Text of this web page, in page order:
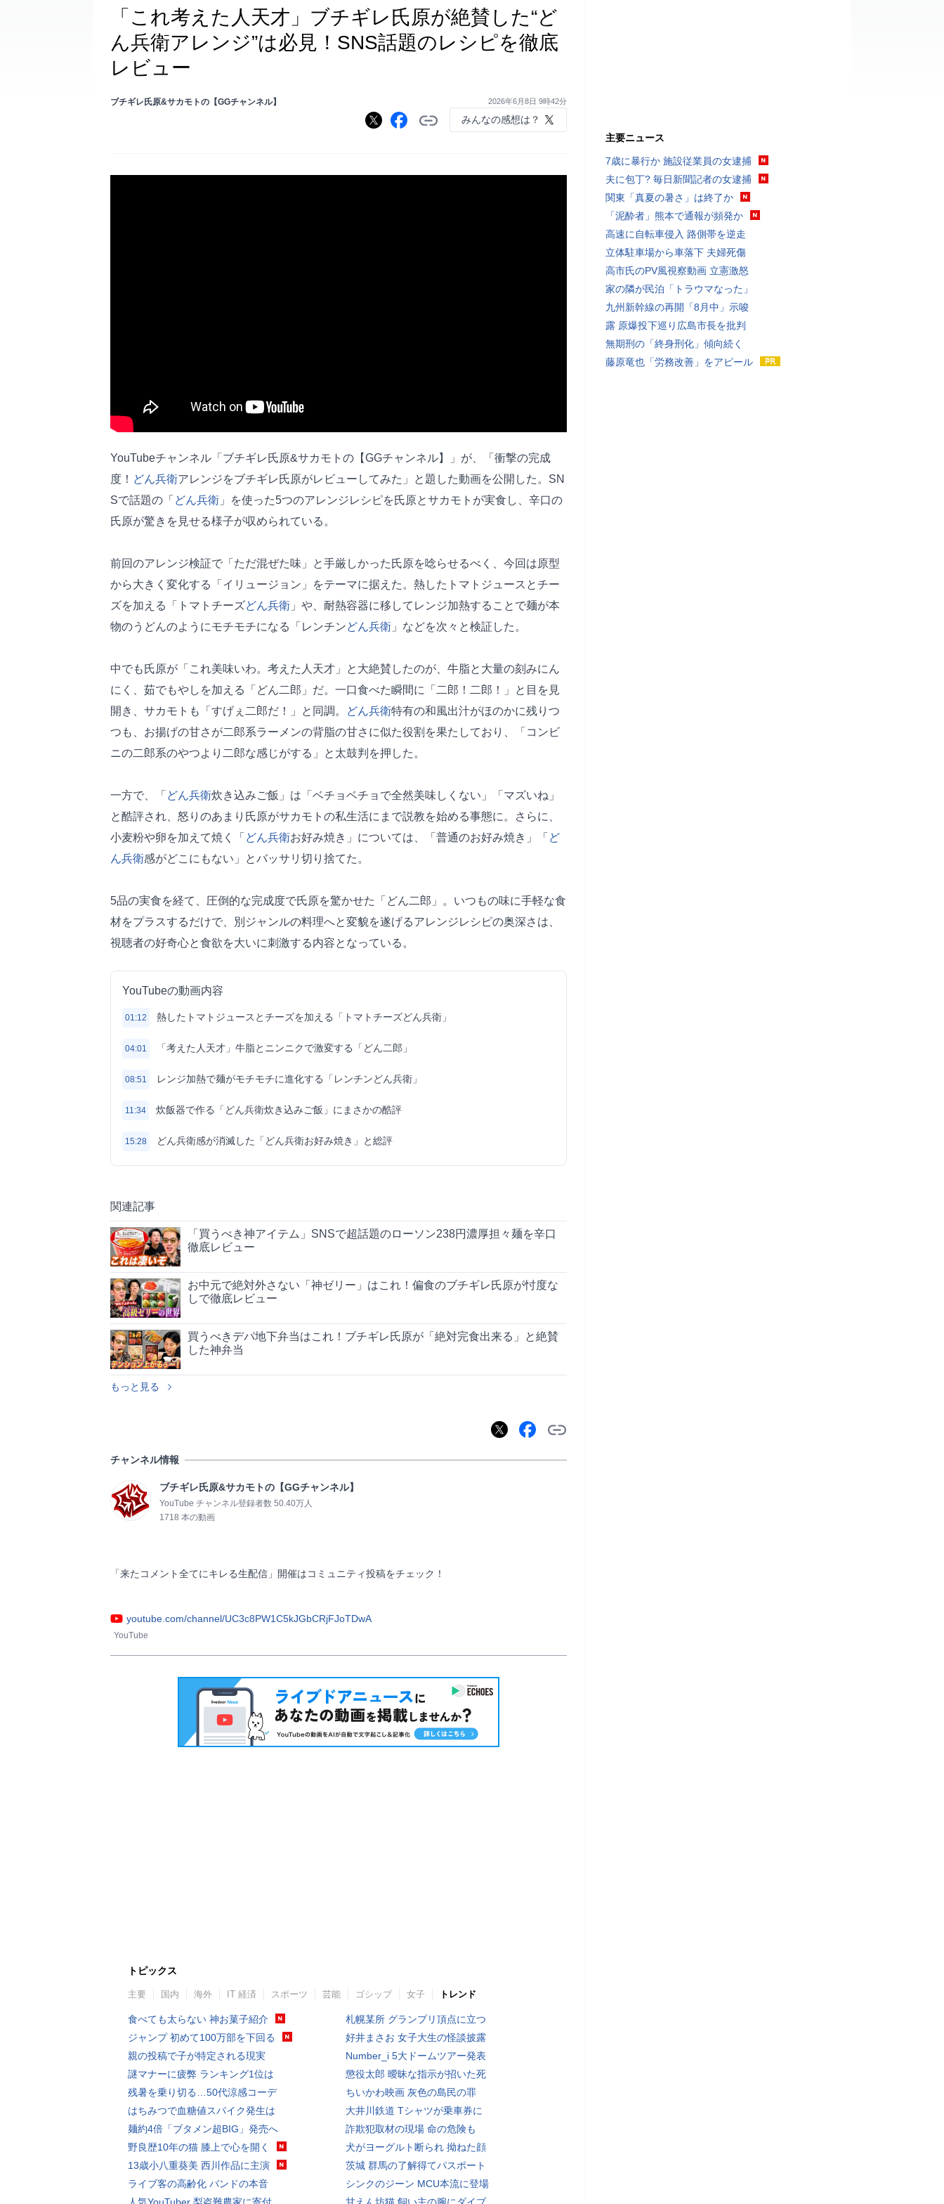
「これ考えた人天才」ブチギレ氏原が絶賛した“ど
ん兵衛アレンジ”は必見！SNS話題のレシピを徹底
レビュー
ブチギレ氏原&サカモトの【GGチャンネル】 2026年6月8日 9時42分
みんなの感想は？
YouTubeチャンネル「ブチギレ氏原&サカモトの【GGチャンネル】」が、「衝撃の完成
度！ どん兵衛アレンジをブチギレ氏原がレビューしてみた」と題した動画を公開した。SN
Sで話題の「 どん兵衛 」を使った5つのアレンジレシピを氏原とサカモトが実食し、辛口の
氏原が驚きを見せる様子が収められている。
前回のアレンジ検証で「ただ混ぜた味」と手厳しかった氏原を唸らせるべく、今回は原型
から大きく変化する「イリュージョン」をテーマに据えた。熱したトマトジュースとチー
ズを加える「トマトチーズどん兵衛 」や、耐熱容器に移してレンジ加熱することで麺が本
物のうどんのようにモチモチになる「レンチンどん兵衛 」などを次々と検証した。
中でも氏原が「これ美味いわ。考えた人天才」と大絶賛したのが、牛脂と大量の刻みにん
にく、茹でもやしを加える「どん二郎」だ。一口食べた瞬間に「二郎！二郎！」と目を見
開き、サカモトも「すげぇ二郎だ！」と同調。
どん兵衛特有の和風出汁がほのかに残りつ
つも、お揚げの甘さが二郎系ラーメンの背脂の甘さに似た役割を果たしており、「コンビ
ニの二郎系のやつより二郎な感じがする」と太鼓判を押した。
一方で、「 どん兵衛炊き込みご飯」は「ベチョベチョで全然美味しくない」「マズいね」
と酷評され、怒りのあまり氏原がサカモトの私生活にまで説教を始める事態に。さらに、
小麦粉や卵を加えて焼く「 どん兵衛お好み焼き」については、「普通のお好み焼き」「 ど
ん兵衛感がどこにもない」とバッサリ切り捨てた。
5品の実食を経て、圧倒的な完成度で氏原を驚かせた「どん二郎」。いつもの味に手軽な食
材をプラスするだけで、別ジャンルの料理へと変貌を遂げるアレンジレシピの奥深さは、
視聴者の好奇心と食欲を大いに刺激する内容となっている。
YouTubeの動画内容
01:12 熱したトマトジュースとチーズを加える「トマトチーズどん兵衛」
04:01 「考えた人天才」牛脂とニンニクで激変する「どん二郎」
08:51 レンジ加熱で麺がモチモチに進化する「レンチンどん兵衛」
11:34 炊飯器で作る「どん兵衛炊き込みご飯」にまさかの酷評
15:28 どん兵衛感が消滅した「どん兵衛お好み焼き」と総評
関連記事
「買うべき神アイテム」SNSで超話題のローソン238円濃厚担々麺を辛口
徹底レビュー
お中元で絶対外さない「神ゼリー」はこれ！偏食のブチギレ氏原が忖度な
しで徹底レビュー
買うべきデパ地下弁当はこれ！ブチギレ氏原が「絶対完食出来る」と絶賛
した神弁当
もっと見る
チャンネル情報
ブチギレ氏原&サカモトの【GGチャンネル】
YouTube チャンネル登録者数 50.40万人
1718 本の動画
「来たコメント全てにキレる生配信」開催はコミュニティ投稿をチェック！
youtube.com/channel/UC3c8PW1C5kJGbCRjFJoTDwA
YouTube
トピックス
主要 国内 海外 IT 経済 スポーツ 芸能 ゴシップ 女子 トレンド
食べても太らない 神お菓子紹介
ジャンプ 初めて100万部を下回る
親の投稿で子が特定される現実
謎マナーに疲弊 ランキング1位は
残暑を乗り切る…50代涼感コーデ
はちみつで血糖値スパイク発生は
麺約4倍「ブタメン超BIG」発売へ
野良歴10年の猫 膝上で心を開く
13歳小八重葵美 西川作品に主演
ライブ客の高齢化 バンドの本音
人気YouTuber 梨盗難農家に寄付
札幌某所 グランプリ頂点に立つ
好井まさお 女子大生の怪談披露
Number_i 5大ドームツアー発表
懲役太郎 曖昧な指示が招いた死
ちいかわ映画 灰色の島民の罪
大井川鉄道 Tシャツが乗車券に
詐欺犯取材の現場 命の危険も
犬がヨーグルト断られ 拗ねた顔
茨城 群馬の了解得てパスポート
シンクのジーン MCU本流に登場
甘えん坊猫 飼い主の腕にダイブ
主要ニュース
7歳に暴行か 施設従業員の女逮捕
夫に包丁? 毎日新聞記者の女逮捕
関東「真夏の暑さ」は終了か
「泥酔者」熊本で通報が頻発か
高速に自転車侵入 路側帯を逆走
立体駐車場から車落下 夫婦死傷
高市氏のPV風視察動画 立憲激怒
家の隣が民泊「トラウマなった」
九州新幹線の再開「8月中」示唆
露 原爆投下巡り広島市長を批判
無期刑の「終身刑化」傾向続く
藤原竜也「労務改善」をアピール